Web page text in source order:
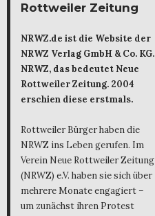
Rottweiler Zeitung
NRWZ.de ist die Website der
NRWZ Verlag GmbH & Co. KG.
NRWZ, das bedeutet Neue
Rottweiler Zeitung. 2004
erschien diese erstmals.
Rottweiler Bürger haben die
NRWZ ins Leben gerufen. Im
Verein Neue Rottweiler Zeitung
(NRWZ) e.V. haben sie sich über
mehrere Monate engagiert –
um zunächst ihren Protest